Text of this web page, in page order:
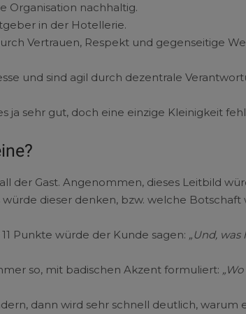
Organisation nachhaltig.
in der Hotellerie.
Vertrauen, Respekt und gegenseitige
und sind agil durch dezentrale
ja sehr gut, doch eine einzige Kleinigkeit
der Gast. Angenommen, dieses Leitbild
würde dieser denken, bzw. welche
Punkte würde der Kunde sagen: „Und, was
so, mit badischen Akzent formuliert:
dann wird sehr schnell deutlich, warum